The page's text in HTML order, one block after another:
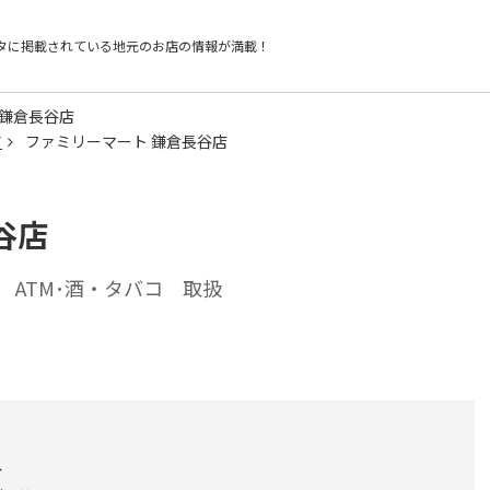
に掲載されている地元のお店の情報が満載！
倉長谷店
ファミリーマート 鎌倉長谷店
店
ATM･酒・タバコ 取扱